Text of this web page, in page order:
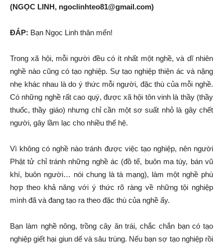
(NGỌC LINH, ngoclinhteo81@gmail.com)
ĐÁP: Bạn Ngọc Linh thân mến!
Trong xã hội, mỗi người đều có ít nhất một nghề, và dĩ nhiên
nghề nào cũng có tạo nghiệp. Sự tạo nghiệp thiện ác và nặng
nhẹ khác nhau là do ý thức mỗi người, đặc thù của mỗi nghề.
Có những nghề rất cao quý, được xã hội tôn vinh là thầy (thầy
thuốc, thầy giáo) nhưng chỉ cần một sơ suất nhỏ là gây chết
người, gây lầm lạc cho nhiều thế hệ.
Vì không có nghề nào tránh được việc tạo nghiệp, nên người
Phật tử chỉ tránh những nghề ác (đồ tể, buôn ma túy, bán vũ
khí, buôn người… nói chung là tà mạng), làm một nghề phù
hợp theo khả năng với ý thức rõ ràng về những tội nghiệp
mình đã và đang tạo ra theo đặc thù của nghề ấy.
Bạn làm nghề nông, trồng cây ăn trái, chắc chắn bạn có tạo
nghiệp giết hại giun dế và sâu trùng. Nếu bạn sợ tạo nghiệp rồi